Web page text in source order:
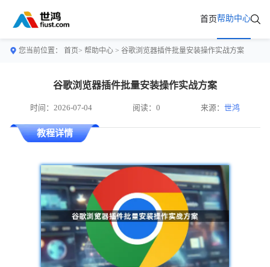
首页帮助中心
您当前位置： 首页> 帮助中心 > 谷歌浏览器插件批量安装操作实战方案
谷歌浏览器插件批量安装操作实战方案
时间：2026-07-04 阅读：0 来源：世鸿
教程详情